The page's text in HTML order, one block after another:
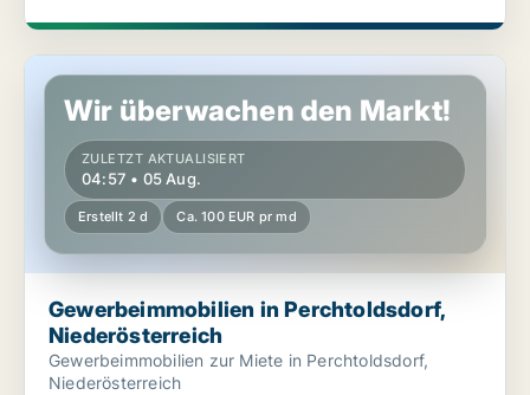
Gewerbeimmobilien in Perchtoldsdorf, Niederösterreich
Wir überwachen den Markt!
ZULETZT AKTUALISIERT
04:57 • 05 Aug.
Erstellt 2 d Ca. 100 EUR pr md
Gewerbeimmobilien in Perchtoldsdorf,
Niederösterreich
Gewerbeimmobilien zur Miete in Perchtoldsdorf,
Niederösterreich